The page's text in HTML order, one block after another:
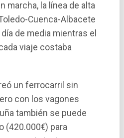
marcha, la lí­nea de alta
Cuenca-Albacete
de media mientras el
viaje costaba
un ferrocarril sin
con los vagones
también se puede
(420.000€) para